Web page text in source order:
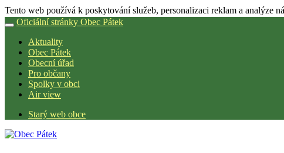
Tento web používá k poskytování služeb, personalizaci reklam a analýze
Oficiální stránky Obec Pátek
Aktuality
Obec Pátek
Obecní úřad
Pro občany
Spolky v obci
Air view
Starý web obce